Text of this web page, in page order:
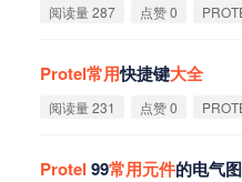
阅读量 287 点赞 0
Protel常用快捷键大全
阅读量 231 点赞 0
Protel 99常用元件的电气